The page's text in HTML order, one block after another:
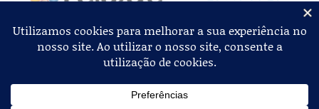
Jornal de Albergaria,2026© Todos os Direitos Reservados
Estatuto Editorial